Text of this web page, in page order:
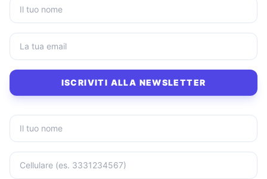
ISCRIVITI ALLA NEWSLETTER